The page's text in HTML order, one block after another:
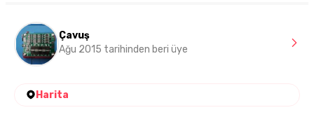
Çavuş
Ağu 2015 tarihinden beri üye
Harita